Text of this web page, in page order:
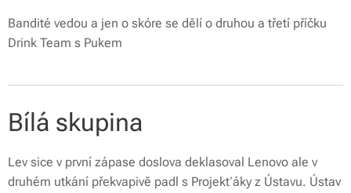
Bandité vedou a jen o skóre se dělí o druhou a třetí příčku
Drink Team s Pukem
Bílá skupina
Lev sice v první zápase doslova deklasoval Lenovo ale v
druhém utkání překvapivě padl s Projekťáky z Ústavu. Ústav